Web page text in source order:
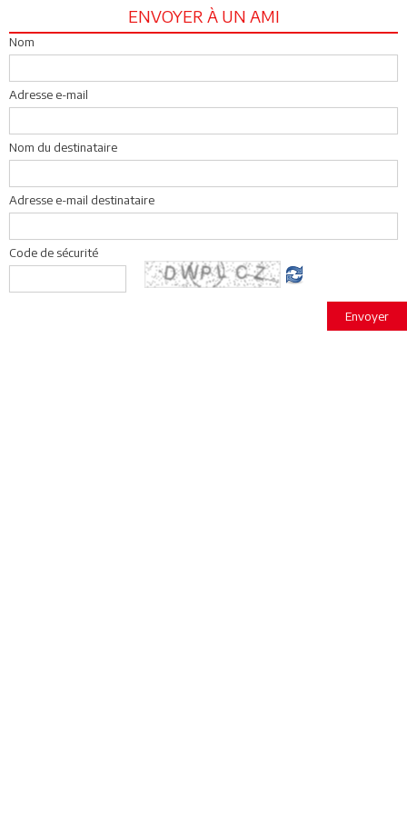
ENVOYER À UN AMI
Nom
Adresse e-mail
Nom du destinataire
Adresse e-mail destinataire
Code de sécurité
Envoyer